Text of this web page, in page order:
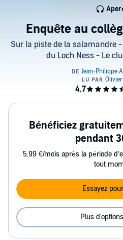
Enquête au
Sur la piste de la salamandre
du Loch Ness - Le
Bénéficiez
pendant
5,99 €/mois après la période
tout
Essayez
Plus